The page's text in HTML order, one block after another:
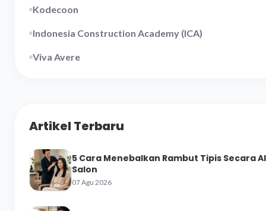
Kodecoon
Indonesia Construction Academy (ICA)
Viva Avere
Artikel Terbaru
5 Cara Menebalkan Rambut Tipis Secara
Salon
07 Agu 2026